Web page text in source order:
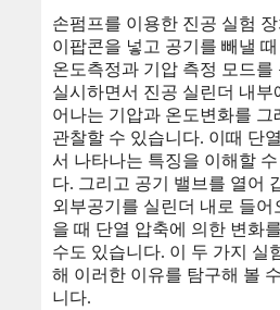
손펌프를 이용한 진공 실험
이팝콘을 넣고 공기를 빼낼 때
온도측정과 기압 측정 모드를
실시하면서 진공 실린더 내부
어나는 기압과 온도변화를 그
관찰할 수 있습니다. 이때 단
서 나타나는 특징을 이해할 수
다. 그리고 공기 밸브를 열어
외부공기를 실린더 내로 들어
을 때 단열 압축에 의한 변화
수도 있습니다. 이 두 가지 실
해 이러한 이유를 탐구해 볼
니다.